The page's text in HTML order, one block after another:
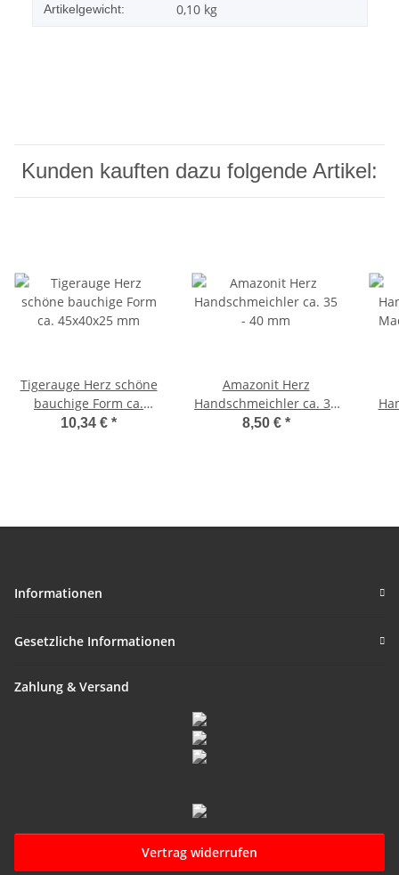
Artikelgewicht: 0,10 kg
Kunden kauften dazu folgende Artikel:
Tigerauge Herz schöne
bauchige Form ca.
45x40x25 mm
10,34 € *
Amazonit Herz
Handschmeichler ca. 35
- 40 mm
8,50 € *
Informationen
Gesetzliche Informationen
Zahlung & Versand
Vertrag widerrufen